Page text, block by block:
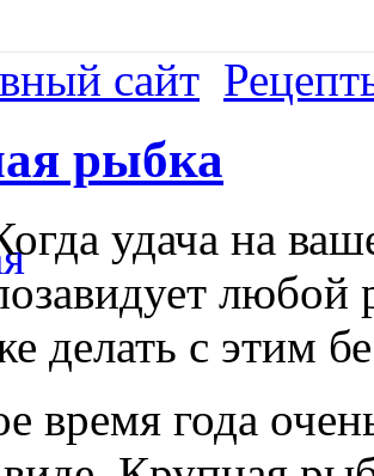
сайт
рыбка
удача на
любой
делать с этим
время года